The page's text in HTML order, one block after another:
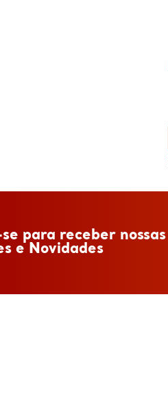
se para receber nossas
e Novidades